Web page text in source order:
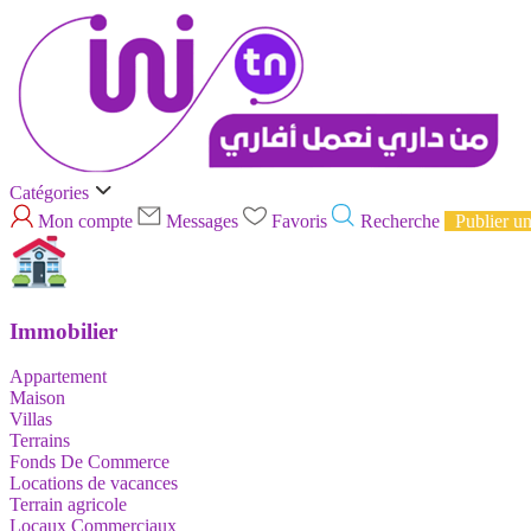
Catégories
Mon compte
Messages Favoris Recherche Publier
Immobilier
Appartement
Maison
Villas
Terrains
Fonds De Commerce
Locations de vacances
Terrain agricole
Locaux Commerciaux